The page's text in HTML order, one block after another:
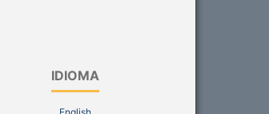
IDIOMA